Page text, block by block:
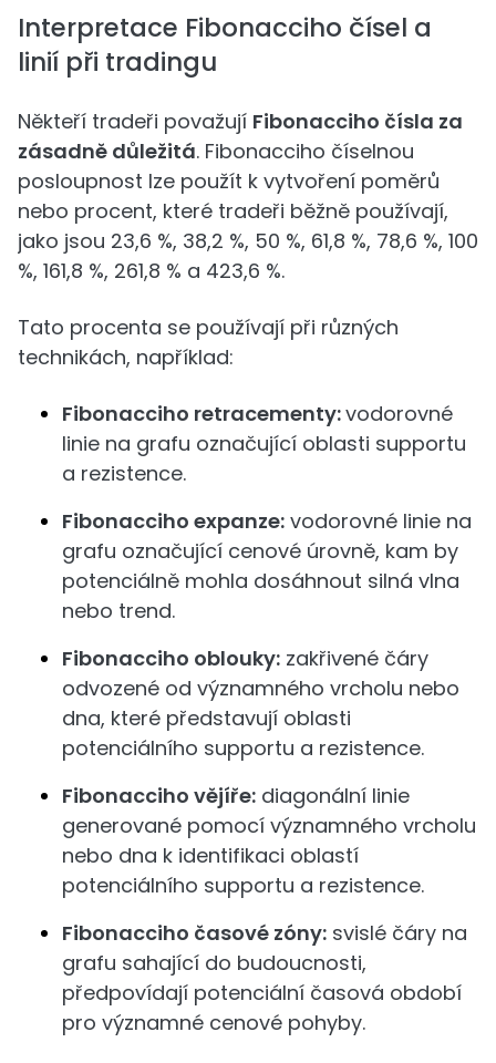
Interpretace Fibonacciho čísel a
linií při tradingu
Někteří tradeři považují Fibonacciho čísla za
zásadně důležitá. Fibonacciho číselnou
posloupnost lze použít k vytvoření poměrů
nebo procent, které tradeři běžně používají,
jako jsou 23,6 %, 38,2 %, 50 %, 61,8 %, 78,6 %, 100
%, 161,8 %, 261,8 % a 423,6 %.
Tato procenta se používají při různých
technikách, například:
Fibonacciho retracementy:vodorovné
linie na grafu označující oblasti supportu
a rezistence.
Fibonacciho expanze: vodorovné linie na
grafu označující cenové úrovně, kam by
potenciálně mohla dosáhnout silná vlna
nebo trend.
Fibonacciho oblouky: zakřivené čáry
odvozené od významného vrcholu nebo
dna, které představují oblasti
potenciálního supportu a rezistence.
Fibonacciho vějíře: diagonální linie
generované pomocí významného vrcholu
nebo dna k identifikaci oblastí
potenciálního supportu a rezistence.
Fibonacciho časové zóny: svislé čáry na
grafu sahající do budoucnosti,
předpovídají potenciální časová období
pro významné cenové pohyby.